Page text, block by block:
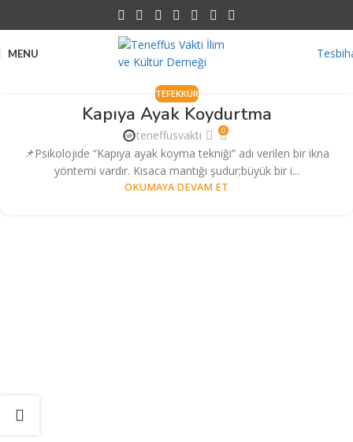
MENU
TEFEKKÜR
Kapıya Ayak Koydurtma
teneffusvakti 0
📌Psikolojide “Kapıya ayak koyma tekniği” adı verilen bir ikna
yöntemi vardır. Kısaca mantığı şudur;büyük bir i...
OKUMAYA DEVAM ET